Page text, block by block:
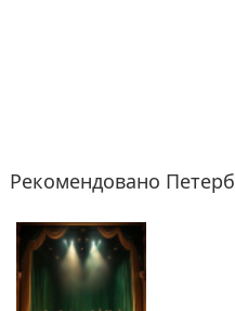
Рекомендовано